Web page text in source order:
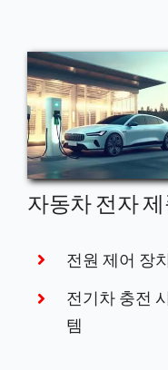
전기 절연 특성으
서 널리 사용되고
징에 광범위하게
같은 고전력 장치
적인 작동을 보장
AlN은 전기 자동차
템의 핵심 방열 소
파 및 무선 주파수
방위 산업에서 중